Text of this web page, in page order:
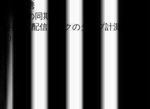
タの連携
ータの同期
および配信リンクのタップ計測
）